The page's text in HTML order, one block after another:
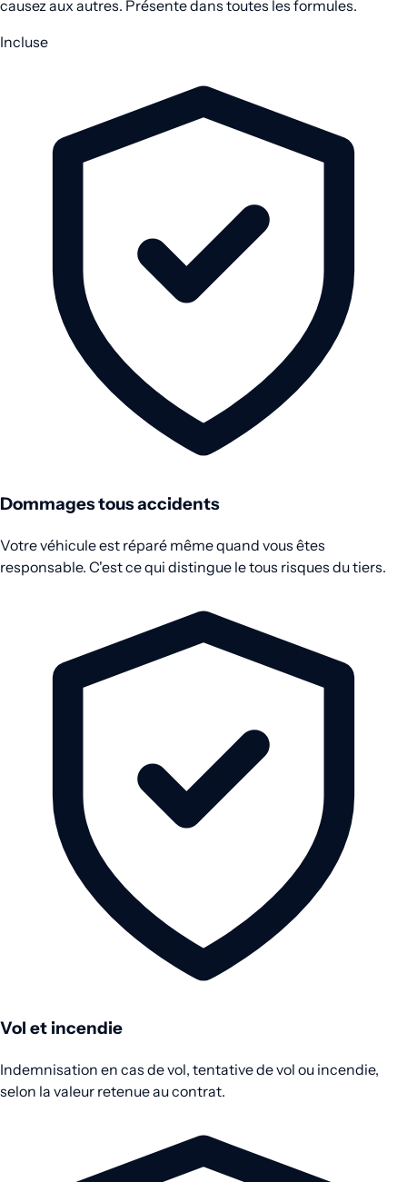
causez aux autres. Présente dans toutes les formules.
Incluse
Dommages tous accidents
Votre véhicule est réparé même quand vous êtes
responsable. C'est ce qui distingue le tous risques du tiers.
Vol et incendie
Indemnisation en cas de vol, tentative de vol ou incendie,
selon la valeur retenue au contrat.